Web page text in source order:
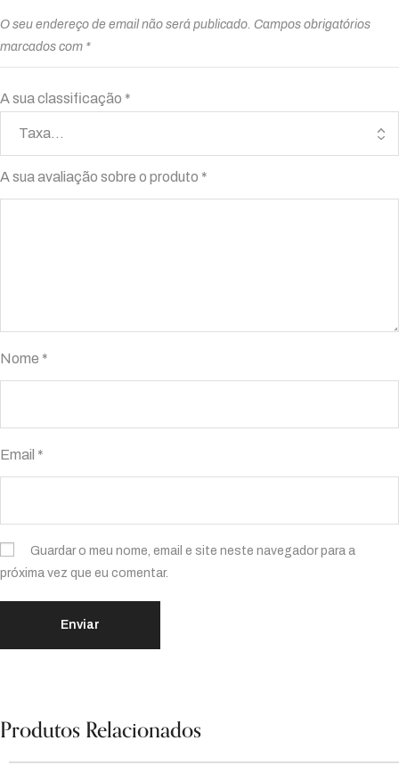
O seu endereço de email não será publicado. Campos obrigatórios
marcados com *
A sua classificação *
A sua avaliação sobre o produto *
Nome *
Email *
Guardar o meu nome, email e site neste navegador para a
próxima vez que eu comentar.
Produtos Relacionados